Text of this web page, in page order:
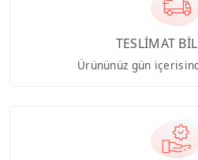
TESLİMAT
Ürününüz gün